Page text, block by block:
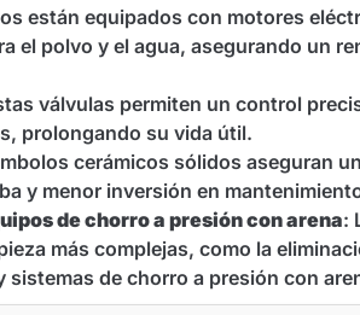
están equipados con motores
el polvo y el agua, asegurando un
válvulas permiten un control
prolongando su vida útil.
cerámicos sólidos aseguran un
y menor inversión en
de chorro a presión con arena:
más complejas, como la
de chorro a presión con